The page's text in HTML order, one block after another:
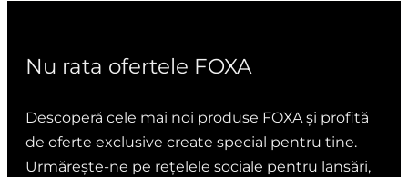
Nu rata ofertele FOXA
Descoperă cele mai noi produse FOXA și profită
de oferte exclusive create special pentru tine.
Urmărește-ne pe rețelele sociale pentru lansări,